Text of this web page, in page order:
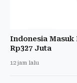
Indonesia Masuk
Rp327 Juta
12 jam lalu